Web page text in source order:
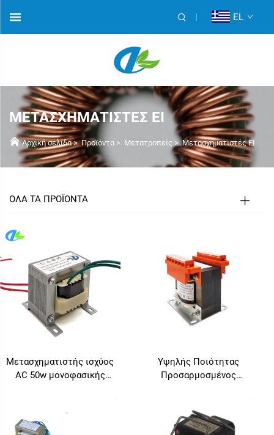
EL
ΜΕΤΑΣΧΗΜΑΤΙΣΤΈΣ EI
Αρχική σελίδα>Προϊόντα > Μετατροπείς >Μετασχηματιστές EI
ΟΛΑ ΤΑ ΠΡΟΪΟΝΤΑ
Μετασχηματιστής ισχύος
AC 50w μονοφασικής
Υψηλής Ποιότητας
Προσαρμοσμένος
Ήχου, 36v-48v-110v-220v-
480v, Συχνότητα 60Hz